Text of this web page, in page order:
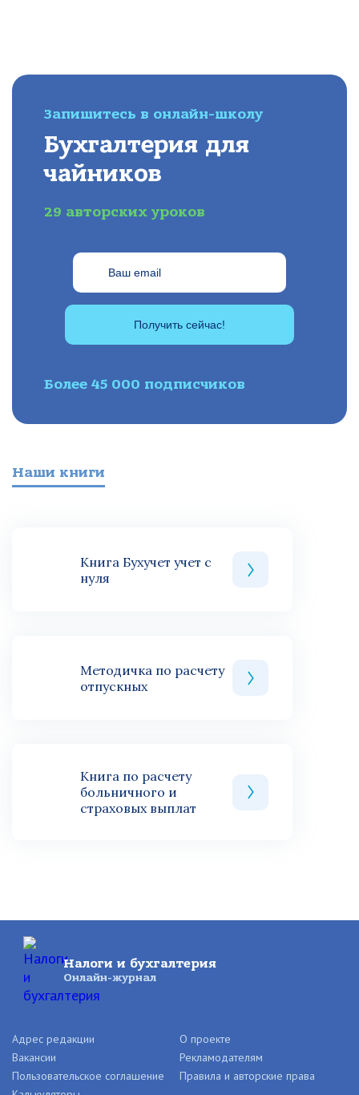
Запишитесь в онлайн-школу
Бухгалтерия для
чайников
29 авторских уроков
Получить сейчас!
Более 45 000 подписчиков
Наши книги
Книга Бухучет учет с
нуля
Методичка по расчету
отпускных
Книга по расчету
больничного и
страховых выплат
Налоги и бухгалтерия
Онлайн-журнал
Адрес редакции
О проекте
Вакансии
Рекламодателям
Пользовательское соглашение
Правила и авторские права